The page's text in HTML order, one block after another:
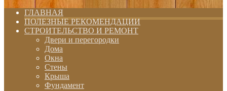
ГЛАВНАЯ
ПОЛЕЗНЫЕ РЕКОМЕНДАЦИИ
СТРОИТЕЛЬСТВО И РЕМОНТ
Двери и перегородки
Дома
Окна
Стены
Крыша
Фундамент